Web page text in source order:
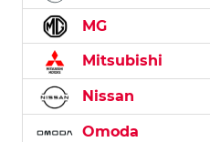
MG
Mitsubishi
Nissan
Omoda